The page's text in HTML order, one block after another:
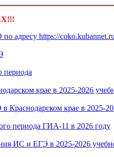
https://
периода
крае в 2025-2026
Краснодарском крае в 2025-
периода ГИА-11 в 2026 году
ИС и ЕГЭ в 2025-2026